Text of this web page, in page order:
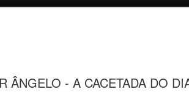
ÂNGELO - A CACETADA DO